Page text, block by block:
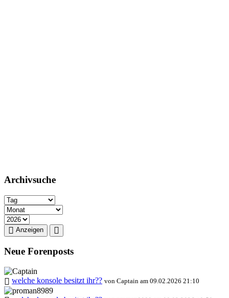
Archivsuche
Anzeigen
Neue Forenposts
welche konsole besitzt ihr?? von Captain am 09.02.2026 21:10